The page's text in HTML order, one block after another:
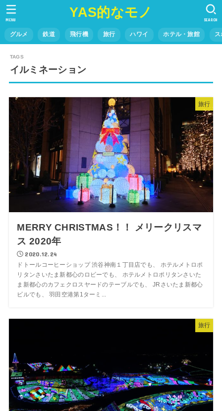
YAS的なモノ
グルメ 鉄道 飛行機 旅行 ハワイ ホテル・旅館
SEARCH
MENU
イルミネーション
旅行
MERRY CHRISTMAS！！ メリークリスマ
ス 2020年
2020.12.24
ドトールコーヒーショップ 渋谷神南１丁目店でも、 ホテルメトロポ
リタンさいたま新都心のロビーでも、 ホテルメトロポリタンさいた
ま新都心のカフェクロスヤードのテーブルでも、 JRさいたま新都心
ビルでも、 羽田空港第1ターミ...
旅行